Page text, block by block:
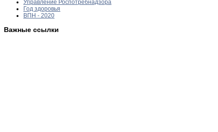
Управление Роспотребнадзора
Год здоровья
ВПН - 2020
Важные ссылки